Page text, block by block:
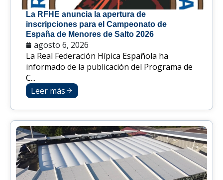
La RFHE anuncia la apertura de
inscripciones para el Campeonato de
España de Menores de Salto 2026
agosto 6, 2026
La Real Federación Hípica Española ha
informado de la publicación del Programa de
C...
Leer más